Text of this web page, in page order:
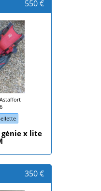
550 €
x lite
350 €